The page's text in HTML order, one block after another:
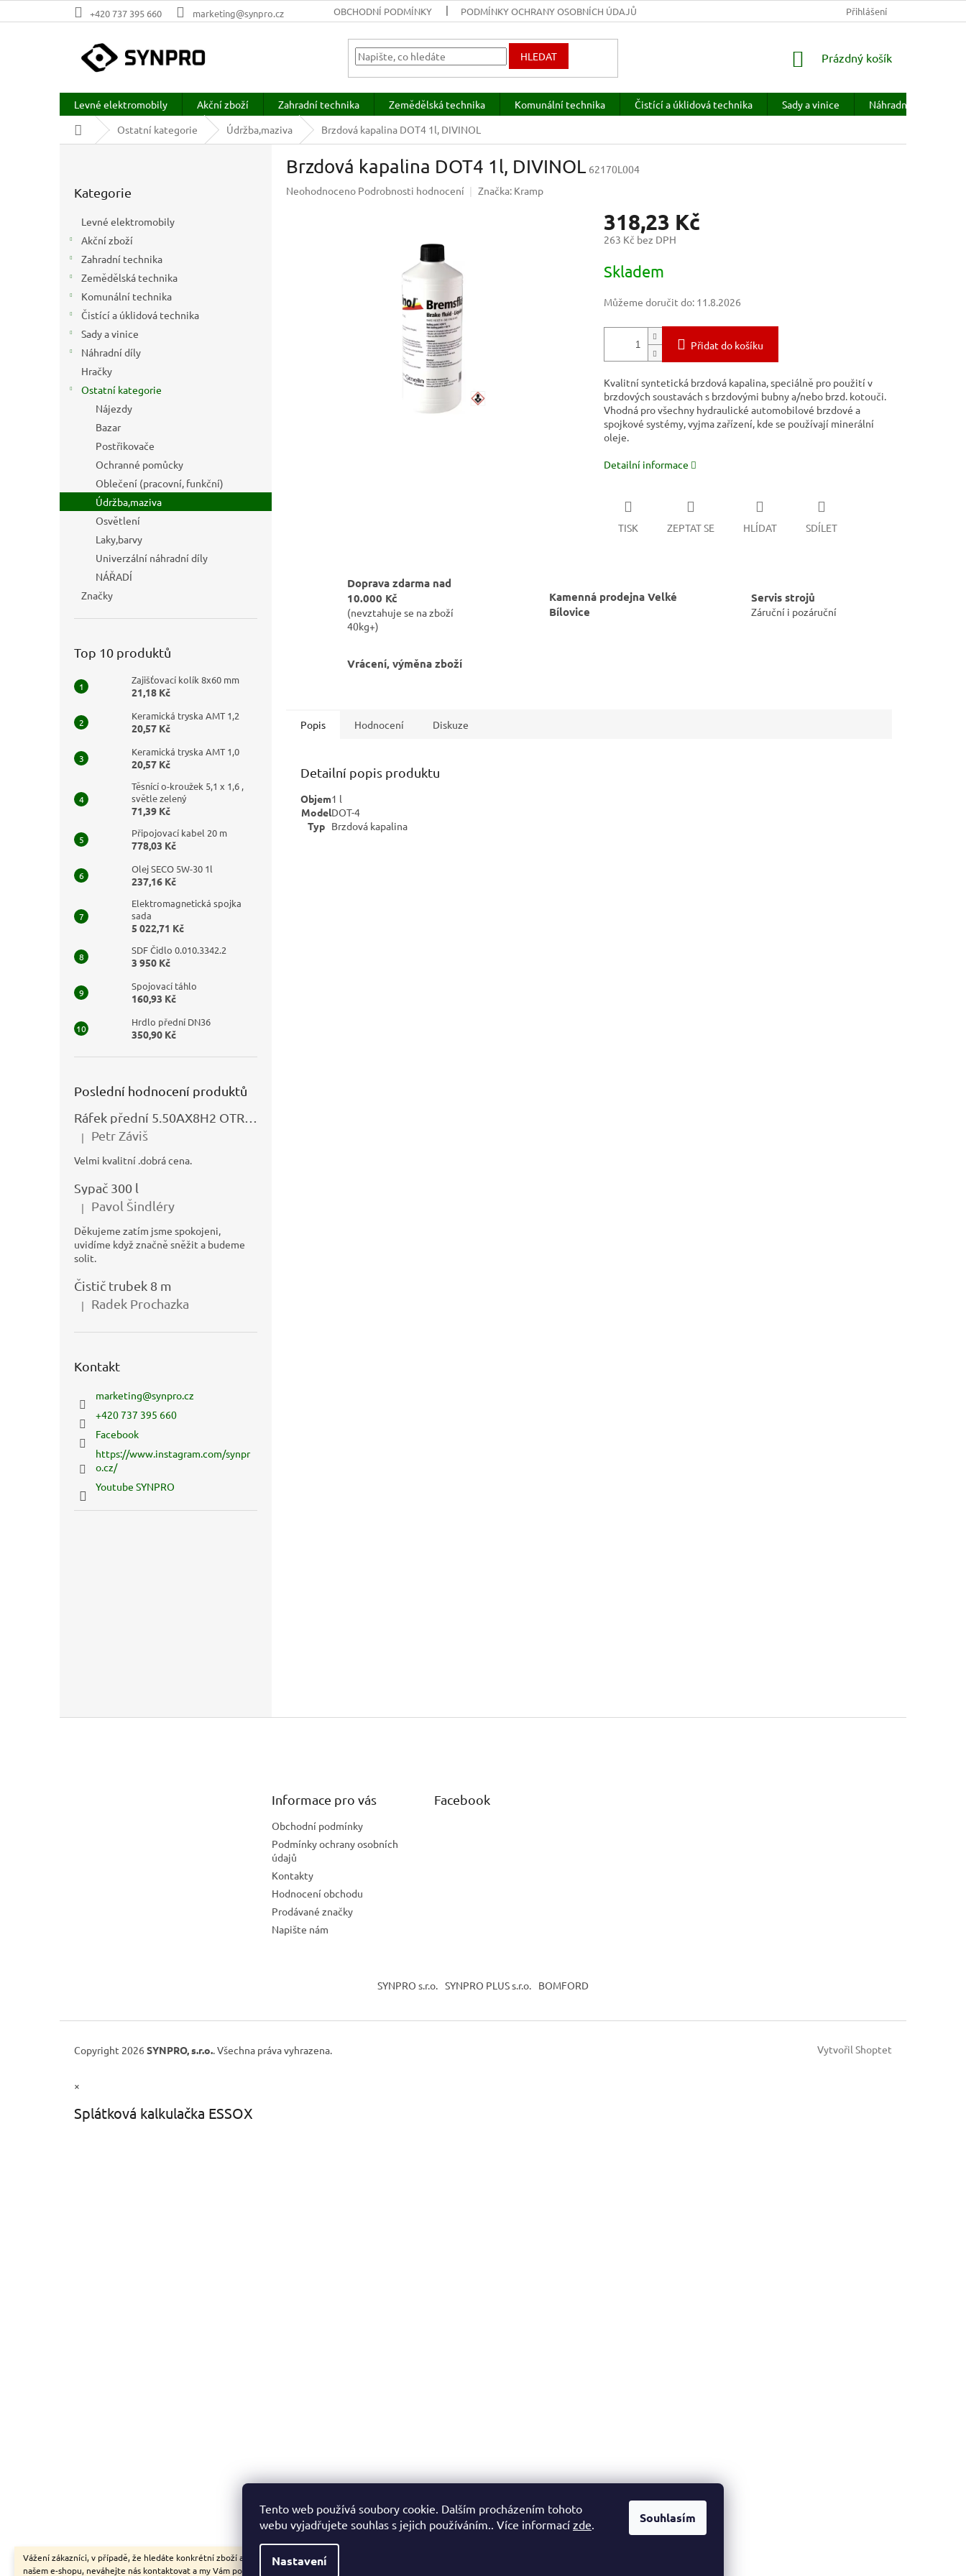
Tento web používá soubory cookie. Dalším procházením tohoto
webu vyjadřujete souhlas s jejich používáním.. Více informací zde.
Nastavení
Souhlasím
na
Vážení zákazníci, v případě, že hledáte konkrétní zboží a my jej nemáme v
našem e-shopu, neváhejte nás kontaktovat a my Vám pomůžeme s výběrem.
+420 737 395 660 marketing@synpro.cz OBCHODNÍ PODMÍNKY PODMÍNKY OCHRANY OSOBNÍCH ÚDAJŮ PRODÁVANÉ ZNAČKY
Přihlášení
HLEDAT
NÁKUPNÍ
Prázdný košík
Levné elektromobily Akční zboží Zahradní technika Zemědělská technika Komunální technika Čistící a úklidová technika Sady a vinice Náhradní díly
Domů
Ostatní kategorie Údržba,maziva Brzdová kapalina DOT4 1l, DIVINOL
kategorie
Kategorie
Levné elektromobily
Akční zboží
Zahradní technika
Zemědělská technika
Komunální technika
Čistící a úklidová technika
Sady a vinice
Náhradní díly
Hračky
Ostatní kategorie
Nájezdy
Bazar
Postřikovače
Ochranné pomůcky
Oblečení (pracovní, funkční)
Údržba,maziva
Osvětlení
Laky,barvy
Univerzální náhradní díly
NÁŘADÍ
Značky
Top 10 produktů
Zajišťovací kolík 8x60 mm
21,18 Kč
Keramická tryska AMT 1,2
20,57 Kč
Keramická tryska AMT 1,0
20,57 Kč
Těsnící o-kroužek 5,1 x 1,6 ,
světle zelený
71,39 Kč
Připojovací kabel 20 m
778,03 Kč
Olej SECO 5W-30 1l
237,16 Kč
Elektromagnetická spojka
sada
5 022,71 Kč
SDF Čidlo 0.010.3342.2
3 950 Kč
Spojovací táhlo
160,93 Kč
Hrdlo přední DN36
350,90 Kč
Poslední hodnocení produktů
Hodnocení produktu je 5 z 5 hvězdiček.
| Petr Záviš
Velmi kvalitní .dobrá cena.
Sypač 300 l
Hodnocení produktu je 5 z 5 hvězdiček.
| Pavol Šindléry
Děkujeme zatím jsme spokojeni,
uvidíme když značně sněžit a budeme
solit.
Čistič trubek 8 m
Hodnocení produktu je 5 z 5 hvězdiček.
| Radek Prochazka
Kontakt
marketing@synpro.cz
+420 737 395 660
Facebook
https://www.instagram.com/synpr
o.cz/
Youtube SYNPRO
Brzdová kapalina DOT4 1l, DIVINOL 62170L004
Průměrné
Neohodnoceno Podrobnosti hodnocení Značka: Kramp
318,23 Kč
263 Kč bez DPH
cena:
Skladem
Můžeme doručit do: 11.8.2026
Přidat do košíku
Kvalitní syntetická brzdová kapalina, speciálně pro použití v
brzdových soustavách s brzdovými bubny a/nebo brzd. kotouči.
Vhodná pro všechny hydraulické automobilové brzdové a
spojkové systémy, vyjma zařízení, kde se používají minerální
oleje.
Detailní informace
TISK ZEPTAT SE HLÍDAT SDÍLET
Doprava zdarma nad
10.000 Kč
(nevztahuje se na zboží
40kg+)
Kamenná prodejna Velké
Bílovice
Servis strojů
Záruční i pozáruční
Vrácení, výměna zboží
Popis Hodnocení Diskuze
Detailní popis produktu
Objem1 l
ModelDOT-4
Typ Brzdová kapalina
Informace pro vás
Obchodní podmínky
Podmínky ochrany osobních
údajů
Kontakty
Hodnocení obchodu
Prodávané značky
Napište nám
Facebook
SYNPRO s.r.o. SYNPRO PLUS s.r.o. BOMFORD
Vytvořil Shoptet
Copyright 2026 SYNPRO, s.r.o.. Všechna práva vyhrazena.
×
Splátková kalkulačka ESSOX